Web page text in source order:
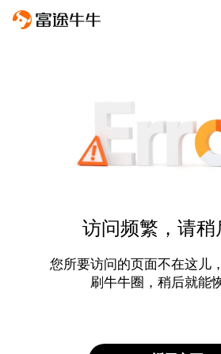
访问频繁，请稍
您所要访问的页面不在这儿
刷牛牛圈，稍后就能